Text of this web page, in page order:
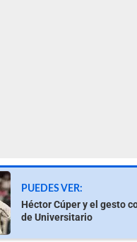
PUEDES VER:
Héctor Cúper y el gesto
de Universitario